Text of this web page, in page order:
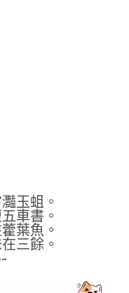
玉蛆。
車書。
葉魚。
三餘。